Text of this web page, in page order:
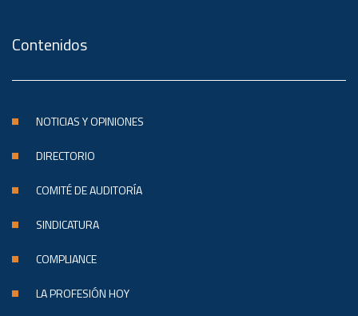
Contenidos
NOTICIAS Y OPINIONES
DIRECTORIO
COMITÉ DE AUDITORÍA
SINDICATURA
COMPLIANCE
LA PROFESIÓN HOY